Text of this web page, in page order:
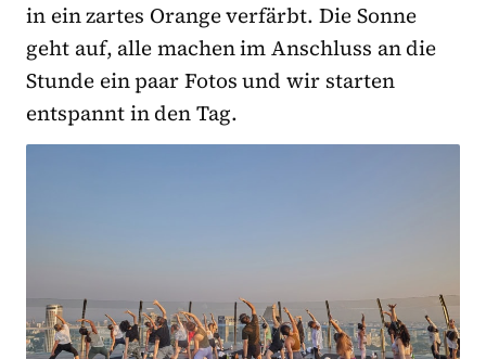
in ein zartes Orange verfärbt. Die Sonne
geht auf, alle machen im Anschluss an die
Stunde ein paar Fotos und wir starten
entspannt in den Tag.